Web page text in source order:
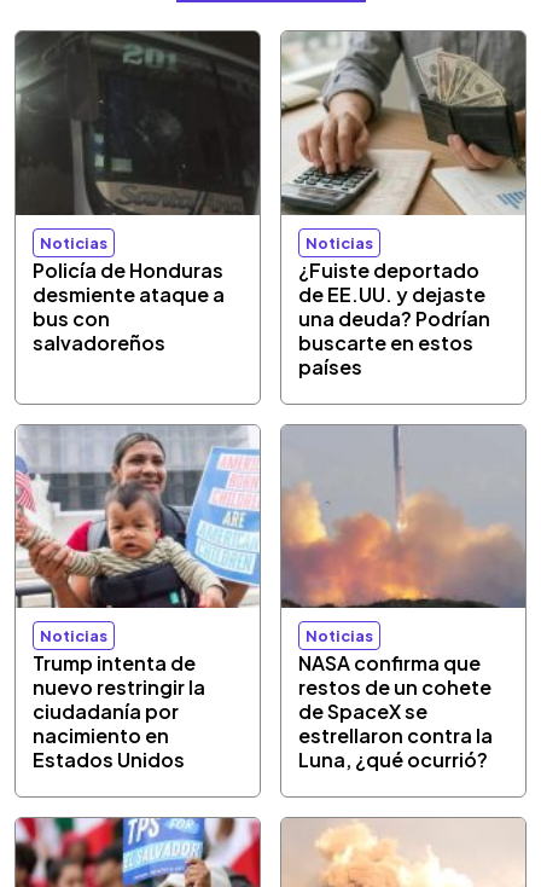
Noticias
Policía de Honduras
desmiente ataque a
bus con
salvadoreños
Noticias
¿Fuiste deportado
de EE.UU. y dejaste
una deuda? Podrían
buscarte en estos
países
Noticias
Trump intenta de
nuevo restringir la
ciudadanía por
nacimiento en
Estados Unidos
Noticias
NASA confirma que
restos de un cohete
de SpaceX se
estrellaron contra la
Luna, ¿qué ocurrió?